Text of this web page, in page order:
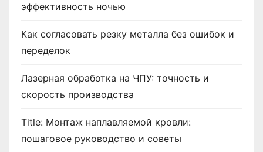
эффективность ночью
Как согласовать резку металла без ошибок и
переделок
Лазерная обработка на ЧПУ: точность и
скорость производства
Title: Монтаж наплавляемой кровли:
пошаговое руководство и советы